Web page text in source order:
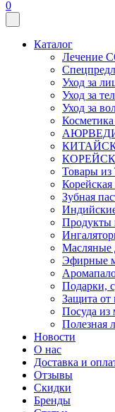
0
Каталог
Лечение
Уход за
Уход за
Уход за
Товары из
Корейская
Зубная
Продукты
Масляные
Эфирные
Подарки,
Защита от
Посуда из
Полезная
Новости
О нас
Доставка и
Отзывы
Скидки
Бренды